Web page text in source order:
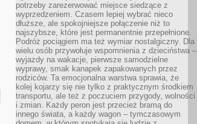
potrzeby zarezerwować miejsce siedzące z
wyprzedzeniem. Czasem lepiej wybrać nieco
dłuższe, ale spokojniejsze połączenie niż to
najszybsze, które jest permanentnie przepełnione.
Podróż pociągiem ma też wymiar nostalgiczny. Dla
wielu osób przywołuje wspomnienia z dzieciństwa –
wyjazdy na wakacje, pierwsze samodzielne
wyprawy, smak kanapek zapakowanych przez
rodziców. Ta emocjonalna warstwa sprawia, że
kolej kojarzy się nie tylko z praktycznym środkiem
transportu, ale też z poczuciem przygody, wolności
i zmian. Każdy peron jest przecież bramą do
innego świata, a każdy wagon – tymczasowym